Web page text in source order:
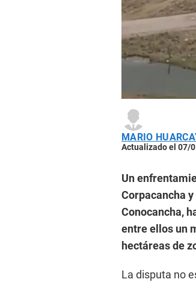
MARIO
Actualizado el 07/
Un
Corpacancha
Conocancha,
entre ellos un
hectáreas de
La disputa no